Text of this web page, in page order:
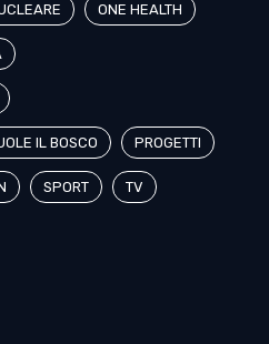
ONE HEALTH
IL BOSCO PROGETTI
SPORT TV